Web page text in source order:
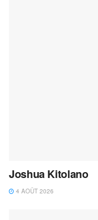
Joshua Kitolano
4 AOÛT 2026